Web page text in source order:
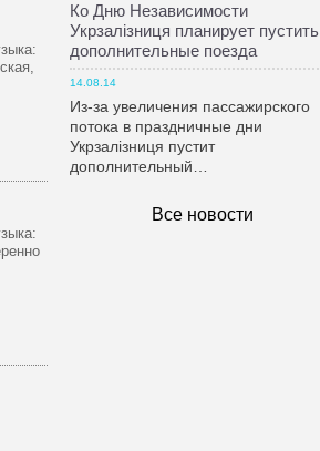
Ко Дню Независимости
Укрзалiзниця планирует пустить
дополнительные поезда
14.08.14
Из-за увеличения пассажирского
потока в праздничные дни
Укрзалiзниця пустит
дополнительный…
Все новости